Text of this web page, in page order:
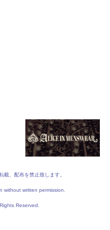
、配布を禁止致します。
without written permission.
Reserved.